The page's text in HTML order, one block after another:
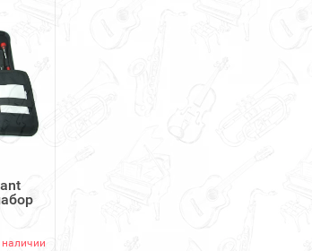
наличии